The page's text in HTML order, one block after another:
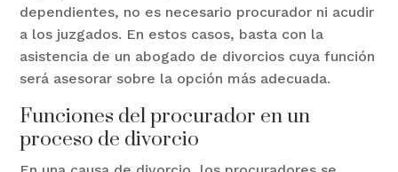
dependientes, no es necesario procurador ni acudir
a los juzgados. En estos casos, basta con la
asistencia de un abogado de divorcios cuya función
será asesorar sobre la opción más adecuada.
Funciones del procurador en un
proceso de divorcio